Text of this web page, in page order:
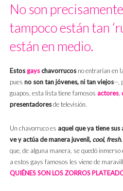
No son precisamente
tampoco están tan
están en medio.
Estosgayschavorrucos no entrarían en
pues no son tan jóvenes, ni tan viejos—,
guapos, esta lista tiene famosos actores,
presentadoresde televisión.
Un chavorruco es aquel que ya tiene
ve y actúa de manera juvenil, cool, fresh.
que, de alguna manera, se quedó
a estos gays famosos les viene de
QUIÉNES SON LOS ZORROS